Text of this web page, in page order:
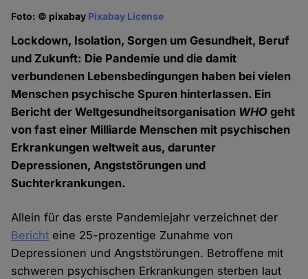
Foto: © pixabay Pixabay License
Lockdown, Isolation, Sorgen um Gesundheit, Beruf
und Zukunft: Die Pandemie und die damit
verbundenen Lebensbedingungen haben bei vielen
Menschen psychische Spuren hinterlassen. Ein
Bericht der Weltgesundheitsorganisation WHO geht
von fast einer Milliarde Menschen mit psychischen
Erkrankungen weltweit aus, darunter
Depressionen, Angststörungen und
Suchterkrankungen.
Allein für das erste Pandemiejahr verzeichnet der
Bericht eine 25-prozentige Zunahme von
Depressionen und Angststörungen. Betroffene mit
schweren psychischen Erkrankungen sterben laut